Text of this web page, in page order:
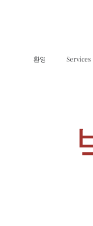
환영 Services